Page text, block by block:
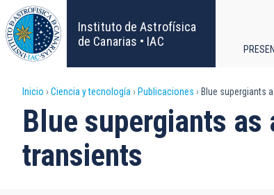
Pasar
al
contenido
principal
Instituto de Astrofísica
de Canarias • IAC
Sobrescribir
enlaces
de
Inicio Ciencia y tecnología Publicaciones Blue supergiants
Blue supergiants
transients